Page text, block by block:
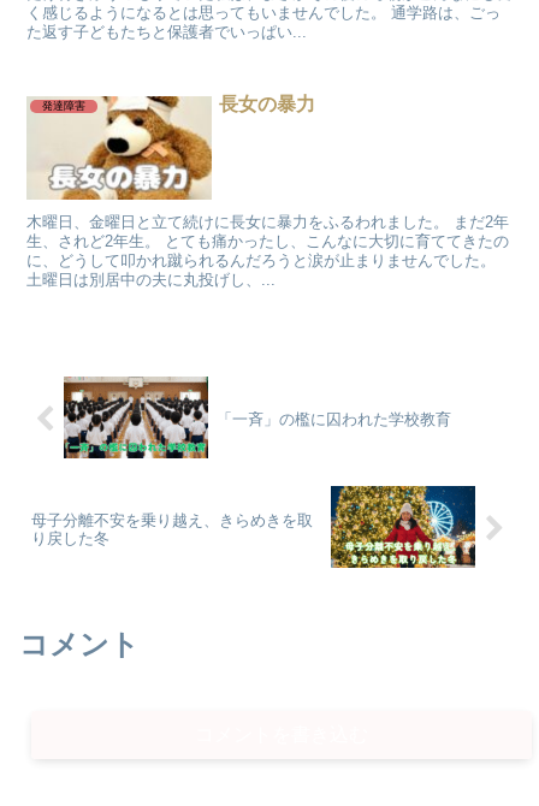
く感じるようになるとは思ってもいませんでした。 通学路は、ごっ
た返す子どもたちと保護者でいっぱい...
発達障害 長女の暴力
木曜日、金曜日と立て続けに長女に暴力をふるわれました。 まだ2年
生、されど2年生。 とても痛かったし、こんなに大切に育ててきたの
に、どうして叩かれ蹴られるんだろうと涙が止まりませんでした。
土曜日は別居中の夫に丸投げし、...
「一斉」の檻に囚われた学校教育
母子分離不安を乗り越え、きらめきを取
り戻した冬
コメント